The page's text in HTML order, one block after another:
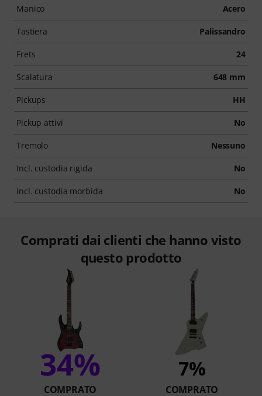
Manico Acero
Tastiera Palissandro
Frets 24
Scalatura 648 mm
Pickups HH
Pickup attivi No
Tremolo Nessuno
Incl. custodia rigida No
Incl. custodia morbida No
Comprati dai clienti che hanno visto
questo prodotto
34%
COMPRATO
7%
COMPRATO